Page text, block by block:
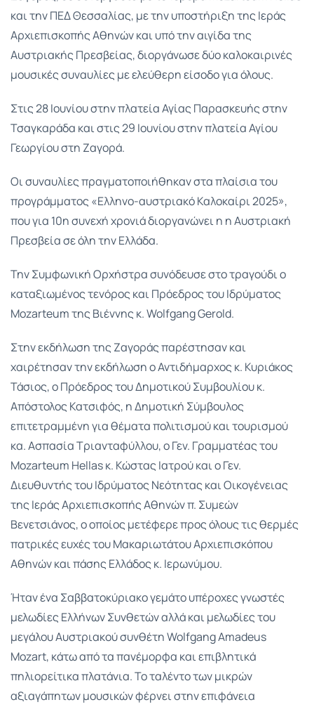
και την ΠΕΔ Θεσσαλίας, με την υποστήριξη της Ιεράς
Αρχιεπισκοπής Αθηνών και υπό την αιγίδα της
Αυστριακής Πρεσβείας, διοργάνωσε δύο καλοκαιρινές
μουσικές συναυλίες με ελεύθερη είσοδο για όλους.
Στις 28 Ιουνίου στην πλατεία Αγίας Παρασκευής στην
Τσαγκαράδα και στις 29 Ιουνίου στην πλατεία Αγίου
Γεωργίου στη Ζαγορά.
Οι συναυλίες πραγματοποιήθηκαν στα πλαίσια του
προγράμματος «Ελληνο-αυστριακό Καλοκαίρι 2025»,
που για 10η συνεχή χρονιά διοργανώνει η η Αυστριακή
Πρεσβεία σε όλη την Ελλάδα.
Την Συμφωνική Ορχήστρα συνόδευσε στο τραγούδι ο
καταξιωμένος τενόρος και Πρόεδρος του Ιδρύματος
Mozarteum της Βιέννης κ. Wolfgang Gerold.
Στην εκδήλωση της Ζαγοράς παρέστησαν και
χαιρέτησαν την εκδήλωση ο Αντιδήμαρχος κ. Κυριάκος
Τάσιος, ο Πρόεδρος του Δημοτικού Συμβουλίου κ.
Απόστολος Κατσιφός, η Δημοτική Σύμβουλος
επιτετραμμένη για θέματα πολιτισμού και τουρισμού
κα. Ασπασία Τριανταφύλλου, ο Γεν. Γραμματέας του
Mozarteum Hellas κ. Κώστας Ιατρού και ο Γεν.
Διευθυντής του Ιδρύματος Νεότητας και Οικογένειας
της Ιεράς Αρχιεπισκοπής Αθηνών π. Συμεών
Βενετσιάνος, ο οποίος μετέφερε προς όλους τις θερμές
πατρικές ευχές του Μακαριωτάτου Αρχιεπισκόπου
Αθηνών και πάσης Ελλάδος κ. Ιερωνύμου.
Ήταν ένα Σαββατοκύριακο γεμάτο υπέροχες γνωστές
μελωδίες Ελλήνων Συνθετών αλλά και μελωδίες του
μεγάλου Αυστριακού συνθέτη Wolfgang Amadeus
Mozart, κάτω από τα πανέμορφα και επιβλητικά
πηλιορείτικα πλατάνια. Το ταλέντο των μικρών
αξιαγάπητων μουσικών φέρνει στην επιφάνεια